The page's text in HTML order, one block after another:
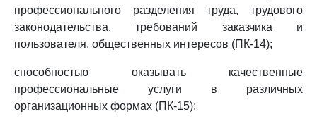
профессионального разделения труда, трудового
законодательства, требований заказчика и
пользователя, общественных интересов (ПК-14);
способностью оказывать качественные
профессиональные услуги в различных
организационных формах (ПК-15);